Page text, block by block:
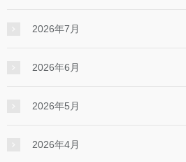
2026年7月
2026年6月
2026年5月
2026年4月